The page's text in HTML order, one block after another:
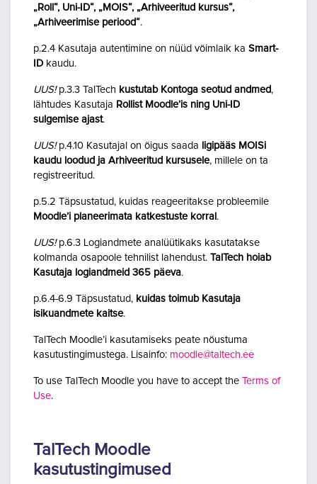
„Roll“, Uni-ID“, „MOIS“, „Arhiveeritud kursus“,
„Arhiveerimise periood“.
p.2.4 Kasutaja autentimine on nüüd võimlaik ka Smart-
ID kaudu.
UUS!p.3.3 TalTech kustutab Kontoga seotud andmed,
lähtudes Kasutaja Rollist Moodle’is ning Uni-ID
sulgemise ajast.
UUS!p.4.10 Kasutajal on õigus saada ligipääs MOISi
kaudu loodud ja Arhiveeritud kursusele, millele on ta
registreeritud.
p.5.2 Täpsustatud, kuidas reageeritakse probleemile
Moodle’i planeerimata katkestuste korral .
UUS!p.6.3 Logiandmete analüütikaks kasutatakse
kolmanda osapoole tehnilist lahendust. TalTech hoiab
Kasutaja logiandmeid 365 päeva.
p.6.4-6.9 Täpsustatud, kuidas toimub Kasutaja
isikuandmete kaitse.
TalTech Moodle’i kasutamiseks peate nõustuma
kasutustingimustega. Lisainfo: moodle@taltech.ee
To use TalTech Moodle you have to accept the Terms of
Use.
TalTech Moodle
kasutustingimused